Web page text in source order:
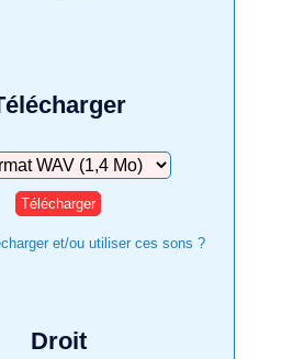
et/ou utiliser ces sons ?
Droit